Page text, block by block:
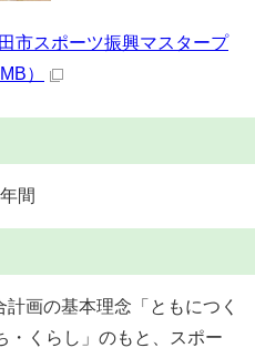
市スポーツ振興マスタープ
）
間
画の基本理念「ともにつく
くらし」のもと、スポー